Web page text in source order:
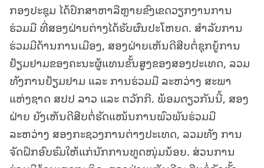
ກອງປະຊຸມ ໄດ້ປຶກສາຫາລືຫຼາຍຂົງເຂດວຽກງານການ
ຮ່ວມມື ທີ່ສອງຝ່າຍຕ່າງໄດ້ຮັບຜົນປະໂຫຍດ. ສໍາລັບການ
ຮ່ວມມືດ້ານການເມືອງ, ສອງຝ່າຍເຫັນດີສືບຕໍ່ຊຸກຍູ້ການ
ຢ້ຽມຢາມຂອງຄະນະຜູ້ແທນຂັ້ນສູງຂອງສອງປະເທດ, ລວມ
ທັງການຢ້ຽມຢາມ ແລະ ການຮ່ວມມື ລະຫວ່າງ ສະພາ
ແຫ່ງຊາດ ສປປ ລາວ ແລະ ຕວັກກີ. ພ້ອມດຽວກັນນີ້, ສອງ
ຝ່າຍ ຍັງເຫັນດີສືບຕໍ່ຮັດແໜ້ນການພົວພັນຮ່ວມມື
ລະຫວ່າງ ສອງກະຊວງການຕ່າງປະເທດ, ລວມທັງ ການ
ຈັດຝຶກອົບຮົມໃຫ້ແກ່ນັກການທູດໜຸ່ມນ້ອຍ. ສ່ວນການ